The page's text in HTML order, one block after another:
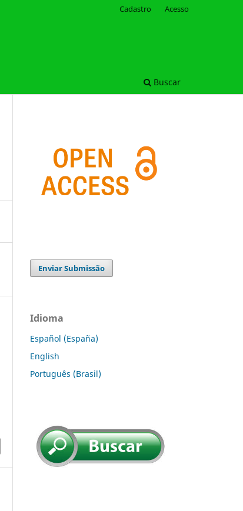
Buscar
Cadastro Acesso
Enviar Submissão
Idioma
Español (España)
English
Português (Brasil)